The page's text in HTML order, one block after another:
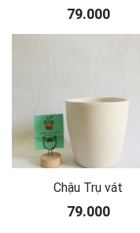
79.000
Chậu Trụ vát
79.000